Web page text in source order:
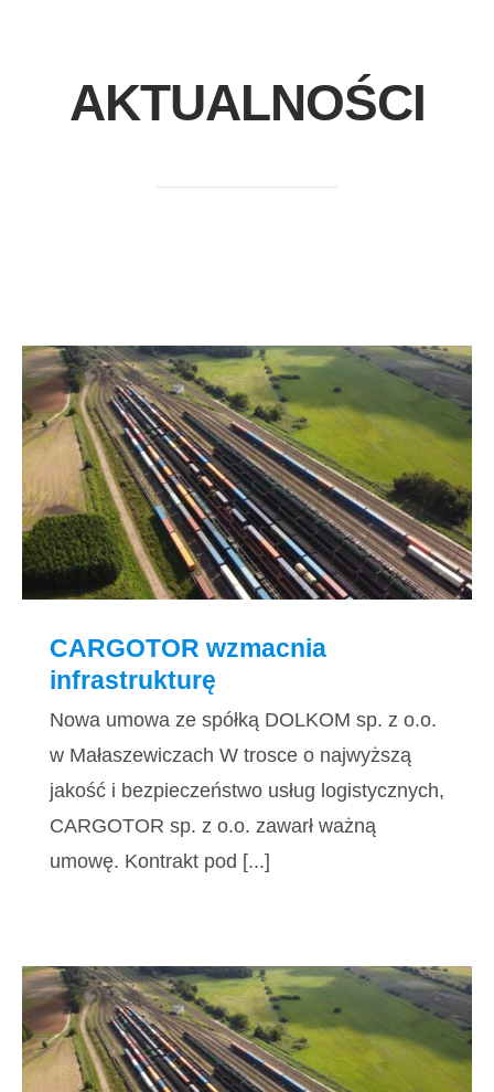
AKTUALNOŚCI
CARGOTOR wzmacnia infrastrukturę
CARGOTOR wzmacnia
infrastrukturę
Nowa umowa ze spółką DOLKOM sp. z o.o.
w Małaszewiczach W trosce o najwyższą
jakość i bezpieczeństwo usług logistycznych,
CARGOTOR sp. z o.o. zawarł ważną
umowę. Kontrakt pod [...]
Rządowy program wsparcia zadań